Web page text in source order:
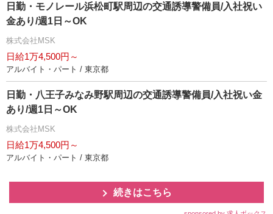
日勤・モノレール浜松町駅周辺の交通誘導警備員/入社祝い
金あり/週1日～OK
株式会社MSK
日給1万4,500円～
アルバイト・パート / 東京都
日勤・八王子みなみ野駅周辺の交通誘導警備員/入社祝い金
あり/週1日～OK
株式会社MSK
日給1万4,500円～
アルバイト・パート / 東京都
続きはこちら